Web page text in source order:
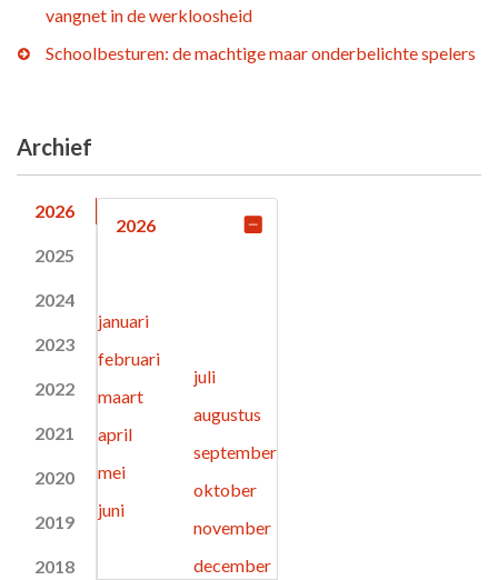
vangnet in de werkloosheid
Schoolbesturen: de machtige maar onderbelichte spelers
Archief
2026
2025
2024
2023
2022
2021
2020
2019
2018
2026
januari
februari
maart
april
mei
juni
juli
augustus
september
oktober
november
december